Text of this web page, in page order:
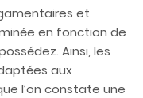
et
en fonction de
Ainsi, les
aux
l’on constate une